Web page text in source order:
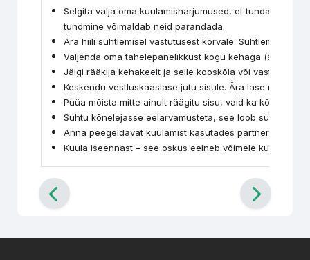
Selgita välja oma kuulamisharjumused, et tunda oma
tundmine võimaldab neid parandada.
Ära hiili suhtlemisel vastutusest kõrvale. Suhtlemise
Väljenda oma tähelepanelikkust kogu kehaga (silmside,
Jälgi rääkija kehakeelt ja selle kooskõla või
Keskendu vestluskaaslase jutu sisule. Ära lase mõtetel
Püüa mõista mitte ainult räägitu sisu, vaid ka kõneleja
Suhtu kõnelejasse eelarvamusteta, see loob
Anna peegeldavat kuulamist kasutades partnerile
Kuula iseennast – see oskus eelneb võimele kuulata